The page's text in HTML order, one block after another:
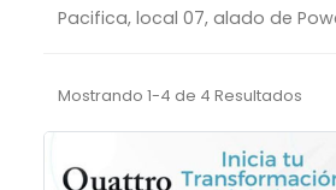
Pacifica, local 07, alado de
Mostrando 1-4 de 4 Resultados